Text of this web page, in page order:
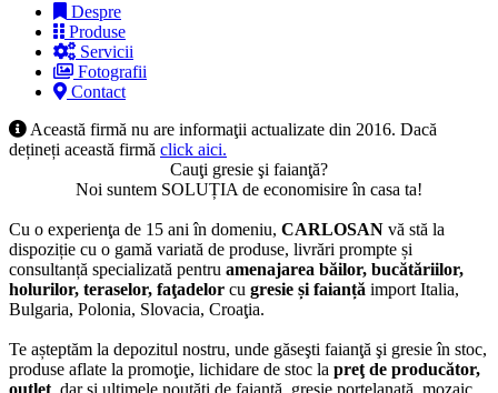
Despre
Produse
Servicii
Fotografii
Contact
Această firmă nu are informaţii actualizate din 2016. Dacă
dețineți această firmă click aici.
Cauţi gresie şi faianţă?
Noi suntem SOLUȚIA de economisire în casa ta!
Cu o experienţa de 15 ani în domeniu, CARLOSAN vă stă la
dispoziție cu o gamă variată de produse, livrări prompte și
consultanță specializată pentru amenajarea băilor, bucătăriilor,
holurilor, teraselor, faţadelor cu gresie și faianță import Italia,
Bulgaria, Polonia, Slovacia, Croaţia.
Te așteptăm la depozitul nostru, unde găseşti faianţă şi gresie în stoc,
produse aflate la promoţie, lichidare de stoc la preţ de producător,
outlet , dar și ultimele noutăţi de faianţă, gresie porțelanată, mozaic